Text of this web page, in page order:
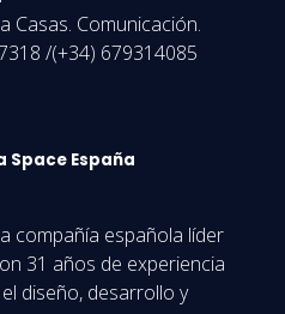
Casas. Comunicación.
/(+34) 679314085
Space España
compañía española líder
31 años de experiencia
diseño, desarrollo y